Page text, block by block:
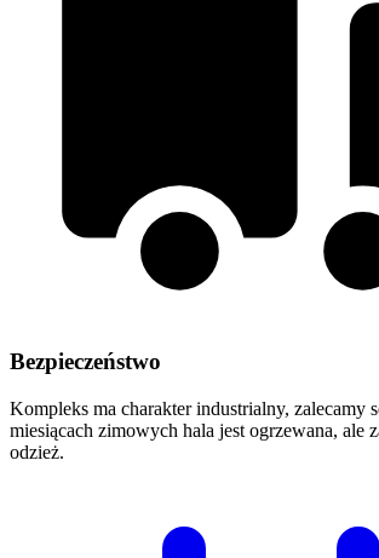
Bezpieczeństwo
Kompleks ma charakter industrialny, zalecamy
miesiącach zimowych hala jest ogrzewana, ale
odzież.